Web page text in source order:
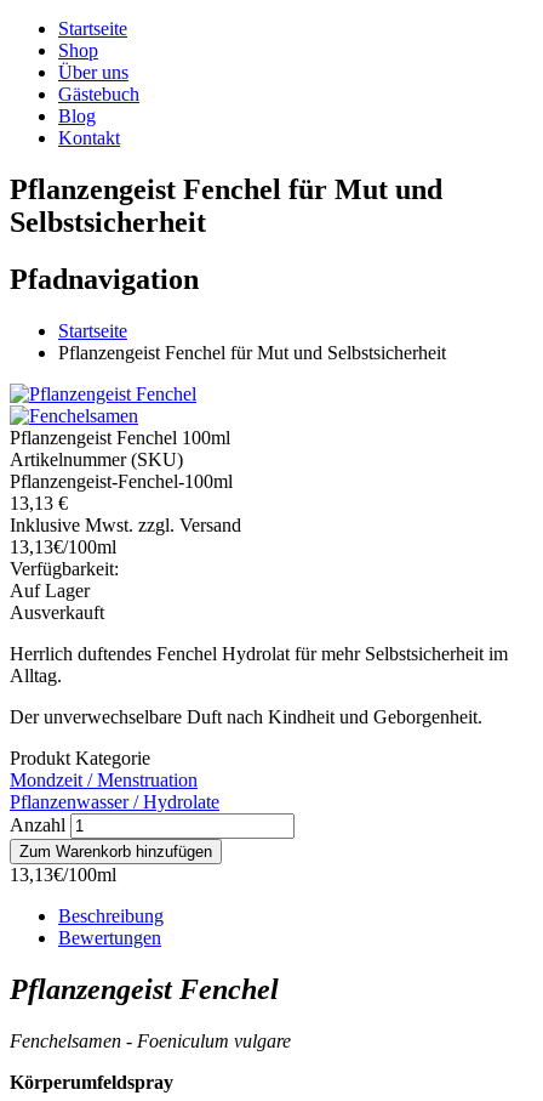
Startseite
Shop
Über uns
Gästebuch
Blog
Kontakt
Pflanzengeist Fenchel für Mut und
Selbstsicherheit
Pfadnavigation
Startseite
Pflanzengeist Fenchel für Mut und Selbstsicherheit
Pflanzengeist Fenchel 100ml
Artikelnummer (SKU)
Pflanzengeist-Fenchel-100ml
13,13 €
Inklusive Mwst. zzgl. Versand
13,13€/100ml
Verfügbarkeit:
Auf Lager
Ausverkauft
Herrlich duftendes Fenchel Hydrolat für mehr Selbstsicherheit im
Alltag.
Der unverwechselbare Duft nach Kindheit und Geborgenheit.
Produkt Kategorie
Mondzeit / Menstruation
Pflanzenwasser / Hydrolate
Anzahl
13,13€/100ml
Beschreibung
Bewertungen
Pflanzengeist Fenchel
Fenchelsamen - Foeniculum vulgare
Körperumfeldspray